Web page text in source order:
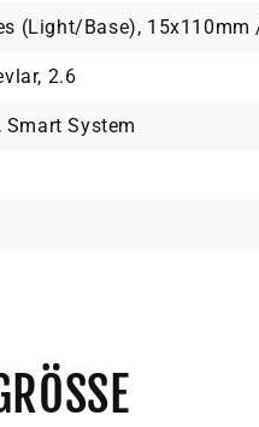
(Light/Base), 15x110mm
2.6
Smart System